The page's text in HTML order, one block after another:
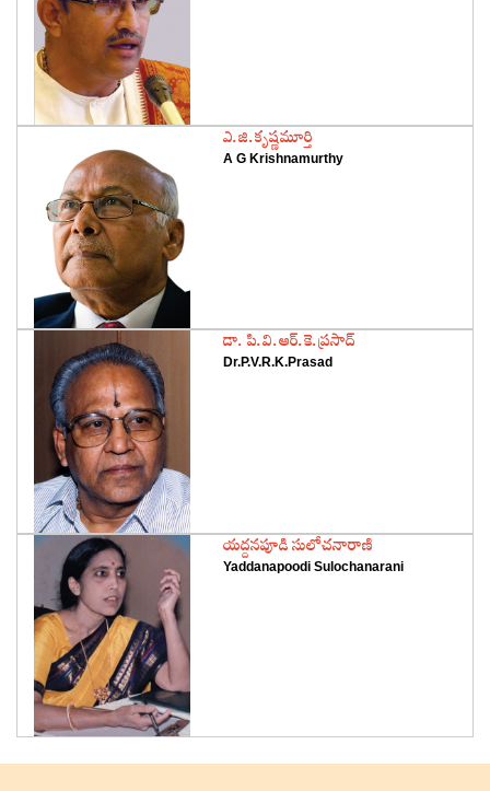
‌ఎ.జి.కృష్ణమూర్తి
A G Krishnamurthy
‌డా. పి.వి.ఆర్‌.కె.ప్రసాద్‌
Dr.P.V.R.K.Prasad
‌యద్దనపూడి సులోచనారాణి
Yaddanapoodi Sulochanarani